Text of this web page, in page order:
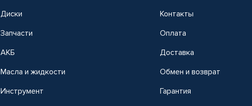
Диски
Запчасти
АКБ
Масла и жидкости
Инструмент
Контакты
Оплата
Доставка
Обмен и возврат
Гарантия